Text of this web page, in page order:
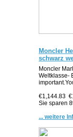
Moncler
schwarz
Moncler
Weltklasse-
€1,144.83
Sie sparen
... weitere